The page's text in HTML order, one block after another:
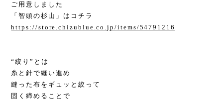
ご用意しました
「智頭の杉山」はコチラ
https://store.chizublue.co.jp/items/54791216
“絞り”とは
糸と針で縫い進め
縫った布をギュッと絞って
固く締めることで